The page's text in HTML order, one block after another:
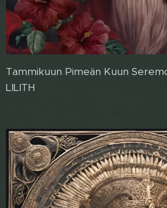
Tammikuun Pimeän Kuun
LILITH